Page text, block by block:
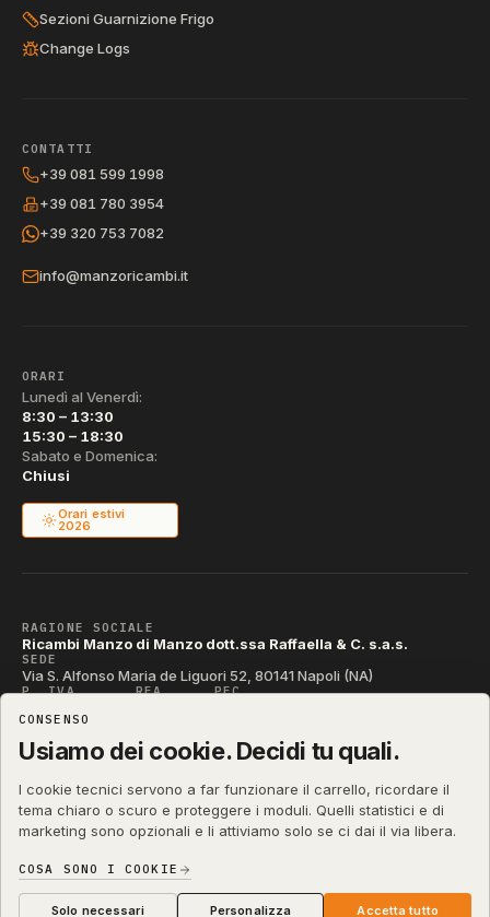
Sezioni Guarnizione Frigo
Change Logs
CONTATTI
+39 081 599 1998
+39 081 780 3954
+39 320 753 7082
info@manzoricambi.it
ORARI
Lunedì al Venerdì:
8:30 – 13:30
15:30 – 18:30
Sabato e Domenica:
Chiusi
Orari estivi
2026
RAGIONE SOCIALE
Ricambi Manzo di Manzo dott.ssa Raffaella & C. s.a.s.
SEDE
Via S. Alfonso Maria de Liguori 52, 80141 Napoli (NA)
P. IVA REA PEC
CODICE SDI
T04ZHR3
shop.manzoricambi.it
Stefano Russo
Privacy & Cookie·Termini
Preferenze cookie
CONSENSO
Usiamo dei cookie. Decidi tu quali.
I cookie tecnici servono a far funzionare il carrello, ricordare il
tema chiaro o scuro e proteggere i moduli. Quelli statistici e di
marketing sono opzionali e li attiviamo solo se ci dai il via libera.
COSA SONO I COOKIE
Solo necessari Personalizza Accetta tutto